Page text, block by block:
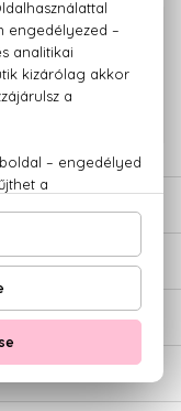
garanciával
+36 20